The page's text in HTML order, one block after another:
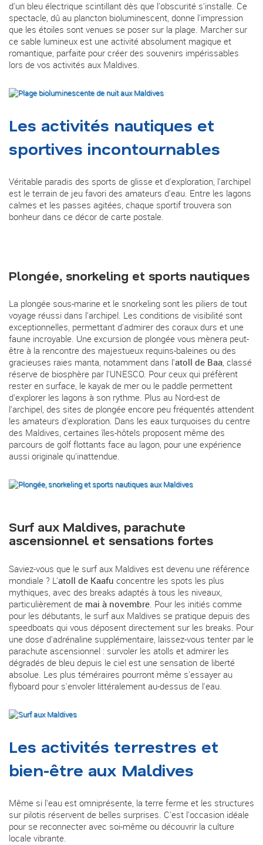
d'un bleu électrique scintillant dès que l'obscurité s'installe. Ce
spectacle, dû au plancton bioluminescent, donne l'impression
que les étoiles sont venues se poser sur la plage. Marcher sur
ce sable lumineux est une activité absolument magique et
romantique, parfaite pour créer des souvenirs impérissables
lors de vos activités aux Maldives.
Les activités nautiques et
sportives incontournables
Véritable paradis des sports de glisse et d'exploration, l'archipel
est le terrain de jeu favori des amateurs d'eau. Entre les lagons
calmes et les passes agitées, chaque sportif trouvera son
bonheur dans ce décor de carte postale.
Plongée, snorkeling et sports nautiques
La plongée sous-marine et le snorkeling sont les piliers de tout
voyage réussi dans l'archipel. Les conditions de visibilité sont
exceptionnelles, permettant d'admirer des coraux durs et une
faune incroyable. Une excursion de plongée vous mènera peut-
être à la rencontre des majestueux requins-baleines ou des
gracieuses raies manta, notamment dans l'atoll de Baa, classé
réserve de biosphère par l'UNESCO. Pour ceux qui préfèrent
rester en surface, le kayak de mer ou le paddle permettent
d'explorer les lagons à son rythme. Plus au Nord-est de
l'archipel, des sites de plongée encore peu fréquentés attendent
les amateurs d'exploration. Dans les eaux turquoises du centre
des Maldives, certaines îles-hôtels proposent même des
parcours de golf flottants face au lagon, pour une expérience
aussi originale qu'inattendue.
Surf aux Maldives, parachute
ascensionnel et sensations fortes
Saviez-vous que le surf aux Maldives est devenu une référence
mondiale ? L'atoll de Kaafu concentre les spots les plus
mythiques, avec des breaks adaptés à tous les niveaux,
particulièrement de mai à novembre . Pour les initiés comme
pour les débutants, le surf aux Maldives se pratique depuis des
speedboats qui vous déposent directement sur les breaks. Pour
une dose d'adrénaline supplémentaire, laissez-vous tenter par le
parachute ascensionnel : survoler les atolls et admirer les
dégradés de bleu depuis le ciel est une sensation de liberté
absolue. Les plus téméraires pourront même s'essayer au
flyboard pour s'envoler littéralement au-dessus de l'eau.
Les activités terrestres et
bien-être aux Maldives
Même si l'eau est omniprésente, la terre ferme et les structures
sur pilotis réservent de belles surprises. C'est l'occasion idéale
pour se reconnecter avec soi-même ou découvrir la culture
locale vibrante.